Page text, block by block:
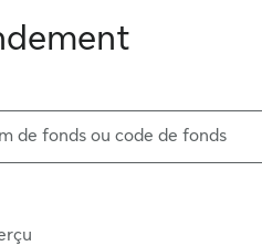
nombre de lignes est de 205